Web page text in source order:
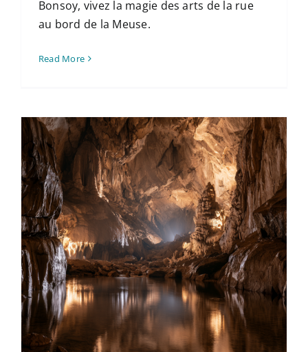
Bonsoy, vivez la magie des arts de la rue
au bord de la Meuse.
Read More